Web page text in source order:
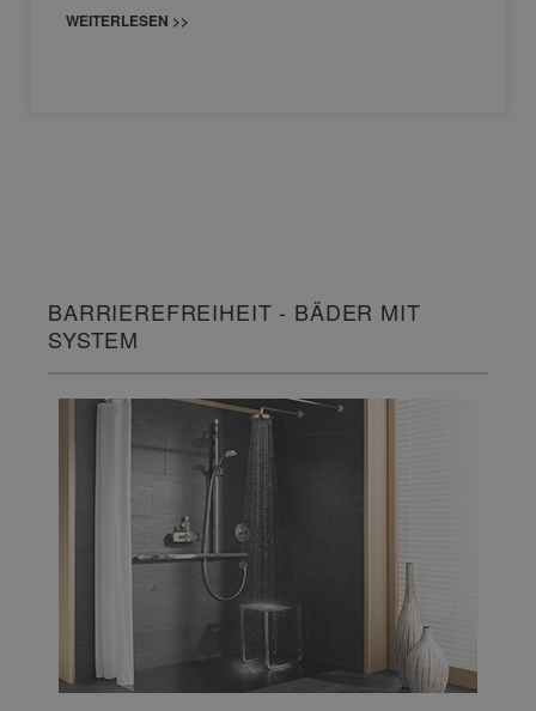
WEITERLESEN >>
BARRIEREFREIHEIT - BÄDER MIT
SYSTEM